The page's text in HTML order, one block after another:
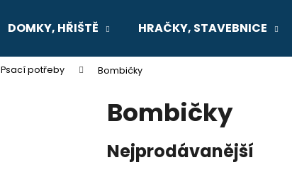
DOMKY, HŘIŠTĚ HRAČKY, STAVEBNICE
Psací potřeby Bombičky
Bombičky
Nejprodávanější
Co potřebujete najít?